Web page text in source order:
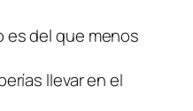
del que menos
llevar en el